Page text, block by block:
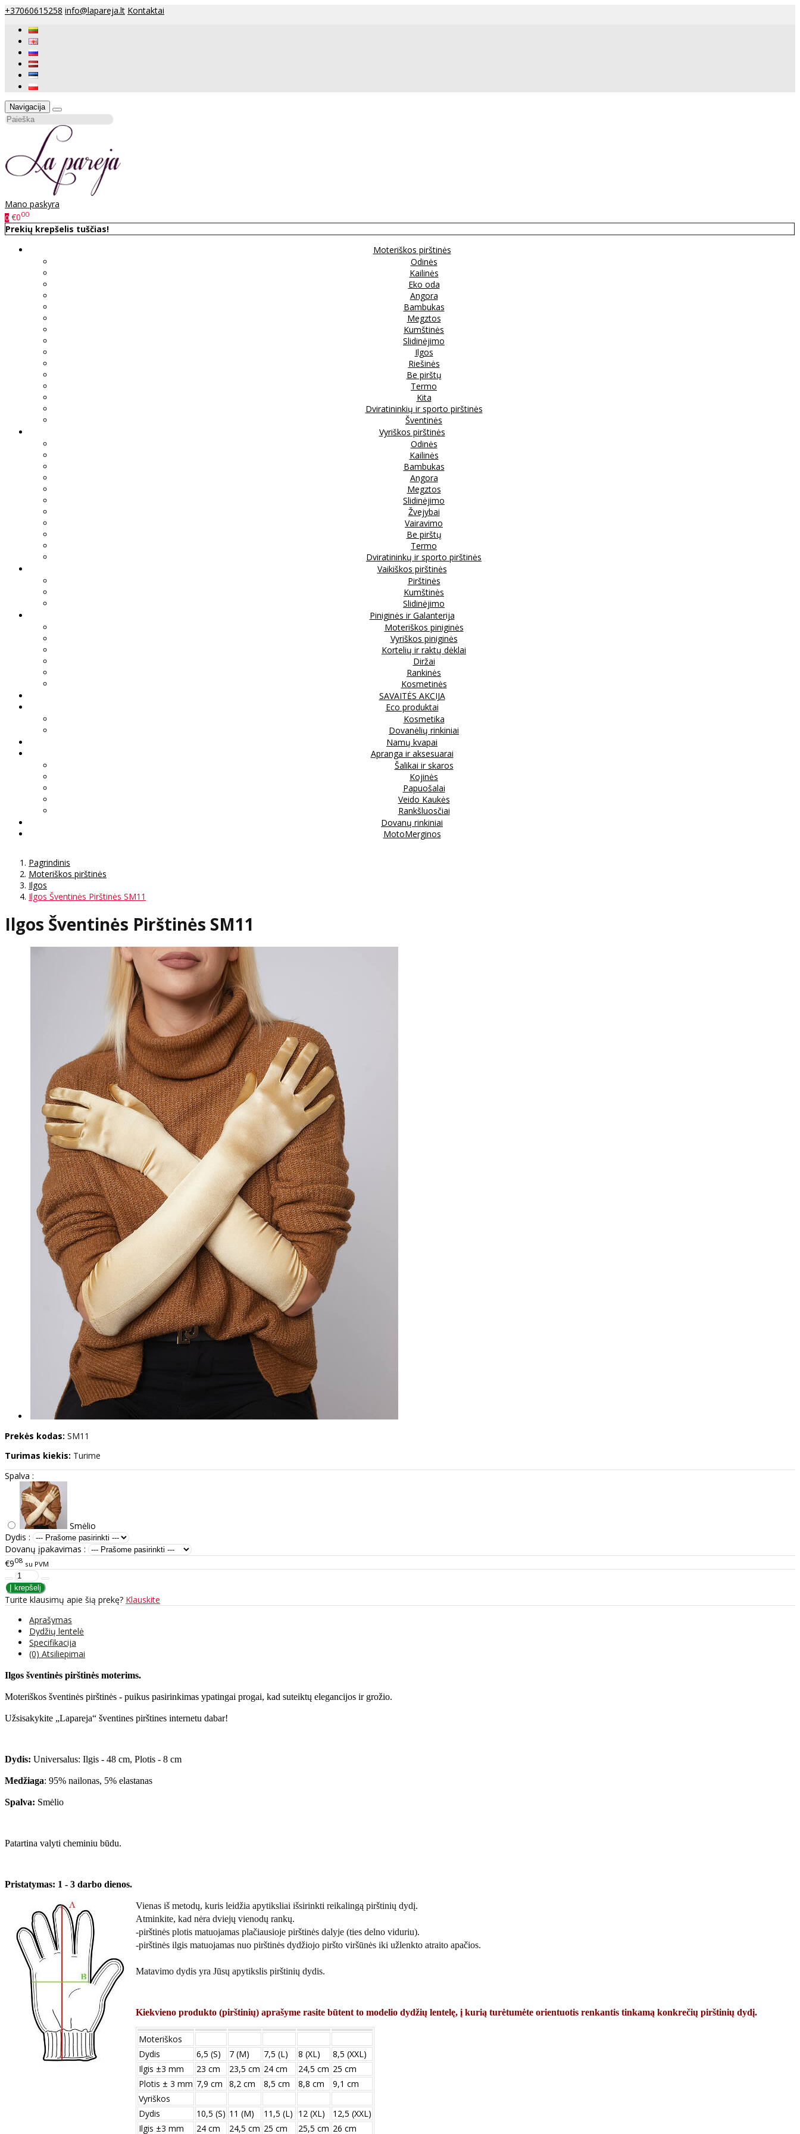
+37060615258 info@lapareja.lt Kontaktai
Navigacija
Mano paskyra
0 €000
Prekių krepšelis tuščias!
Moteriškos pirštinės
Odinės
Kailinės
Eko oda
Angora
Bambukas
Megztos
Kumštinės
Slidinėjimo
Ilgos
Riešinės
Be pirštų
Termo
Kita
Dviratininkių ir sporto pirštinės
Šventinės
Vyriškos pirštinės
Odinės
Kailinės
Bambukas
Angora
Megztos
Slidinėjimo
Žvejybai
Vairavimo
Be pirštų
Termo
Dviratininkų ir sporto pirštinės
Vaikiškos pirštinės
Pirštinės
Kumštinės
Slidinėjimo
Piniginės ir Galanterija
Moteriškos piniginės
Vyriškos piniginės
Kortelių ir raktų dėklai
Diržai
Rankinės
Kosmetinės
SAVAITĖS AKCIJA
Eco produktai
Kosmetika
Dovanėlių rinkiniai
Namų kvapai
Apranga ir aksesuarai
Šalikai ir skaros
Kojinės
Papuošalai
Veido Kaukės
Rankšluosčiai
Dovanų rinkiniai
MotoMerginos
Pagrindinis
Moteriškos pirštinės
Ilgos
Ilgos Šventinės Pirštinės SM11
Ilgos Šventinės Pirštinės SM11
Prekės kodas: SM11
Turimas kiekis: Turime
Spalva :
Smėlio
Dydis :
Dovanų įpakavimas :
€908 su PVM
Turite klausimų apie šią prekę? Klauskite
Aprašymas
Dydžių lentelė
Specifikacija
(0) Atsiliepimai
Ilgos šventinės pirštinės moterims.
Moteriškos šventinės pirštinės - puikus pasirinkimas ypatingai progai, kad suteiktų elegancijos ir grožio.
Užsisakykite „Lapareja“ šventines pirštines internetu dabar!
Dydis: Universalus: Ilgis - 48 cm, Plotis - 8 cm
Medžiaga: 95% nailonas, 5% elastanas
Spalva: Smėlio
Patartina valyti cheminiu būdu.
Pristatymas: 1 - 3 darbo dienos.
Vienas iš metodų, kuris leidžia apytiksliai išsirinkti reikalingą pirštinių dydį.
Atminkite, kad nėra dviejų vienodų rankų.
-pirštinės plotis matuojamas plačiausioje pirštinės dalyje (ties delno viduriu).
-pirštinės ilgis matuojamas nuo pirštinės dydžiojo piršto viršūnės iki užlenkto atraito apačios.
Matavimo dydis yra Jūsų apytikslis pirštinių dydis.
Kiekvieno produkto (pirštinių) aprašyme rasite būtent to modelio dydžių lentelę, į kurią turėtumėte orientuotis renkantis tinkamą konkrečių pirštinių dydį.
Moteriškos
Dydis
6,5 (S) 7 (M) 7,5 (L) 8 (XL)
8,5 (XXL)
Ilgis ±3 mm
23 cm 23,5 cm 24 cm 24,5 cm 25 cm
Plotis ± 3 mm 7,9 cm 8,2 cm 8,5 cm 8,8 cm
9,1 cm
Vyriškos
Dydis
10,5 (S) 11 (M) 11,5 (L) 12 (XL)
12,5 (XXL)
Ilgis ±3 mm
24 сm 24,5 сm 25 сm 25,5 сm 26 сm